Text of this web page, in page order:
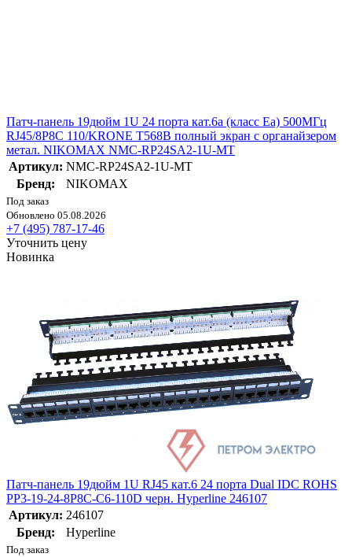
Патч-панель 19дюйм 1U 24 порта кат.6a (класс Ea) 500МГц
RJ45/8P8C 110/KRONE T568B полный экран с органайзером
метал. NIKOMAX NMC-RP24SA2-1U-MT
Артикул: NMC-RP24SA2-1U-MT
Бренд:
NIKOMAX
Под заказ
Обновлено 05.08.2026
+7 (495) 787-17-46
Уточнить цену
Новинка
Патч-панель 19дюйм 1U RJ45 кат.6 24 порта Dual IDC ROHS
PP3-19-24-8P8C-C6-110D черн. Hyperline 246107
Артикул: 246107
Бренд:
Hyperline
Под заказ